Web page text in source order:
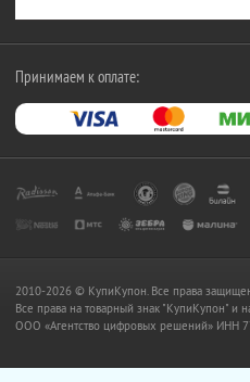
Принимаем к оплате:
2010-2026 © КупиКупон. Все права
Все права на товарный знак "КупиКупон" и
OOO «Агентство цифровых решений» ИНН